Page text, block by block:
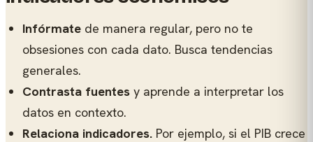
Infórmate de manera regular, pero no te
obsesiones con cada dato. Busca tendencias
generales.
Contrasta fuentes y aprende a interpretar los
datos en contexto.
Relaciona indicadores. Por ejemplo, si el PIB crece